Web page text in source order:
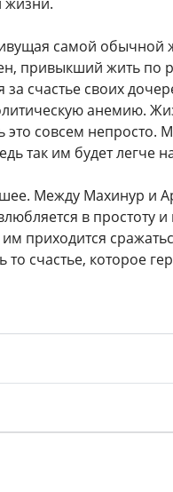
самой обычной
привыкший жить по
счастье своих
анемию.
совсем непросто.
так им будет легче
Между Махинур и
в простоту
приходится
счастье, которое